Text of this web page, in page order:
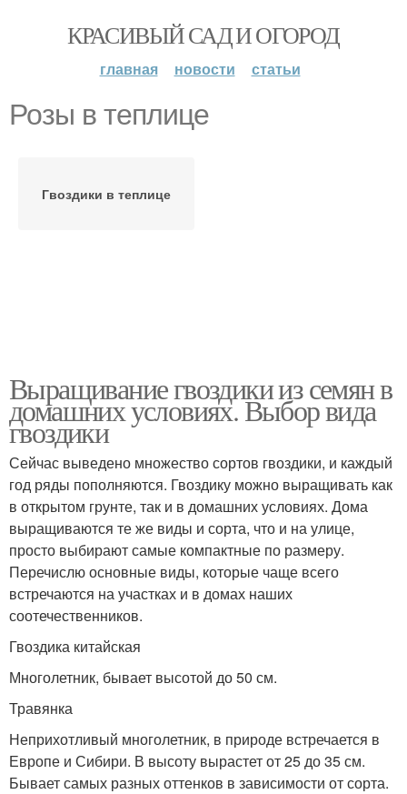
КРАСИВЫЙ САД И ОГОРОД
главная новости статьи
Розы в теплице
Гвоздики в теплице
Выращивание гвоздики из семян в
домашних условиях. Выбор вида
гвоздики
Сейчас выведено множество сортов гвоздики, и каждый
год ряды пополняются. Гвоздику можно выращивать как
в открытом грунте, так и в домашних условиях. Дома
выращиваются те же виды и сорта, что и на улице,
просто выбирают самые компактные по размеру.
Перечислю основные виды, которые чаще всего
встречаются на участках и в домах наших
соотечественников.
Гвоздика китайская
Многолетник, бывает высотой до 50 см.
Травянка
Неприхотливый многолетник, в природе встречается в
Европе и Сибири. В высоту вырастет от 25 до 35 см.
Бывает самых разных оттенков в зависимости от сорта.